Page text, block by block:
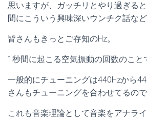
思いますが、ガッチリとやり過ぎる
間にこういう興味深いウンチク話な
皆さんもきっとご存知のHz。
1秒間に起こる空気振動の回数のこと
一般的にチューニングは440Hzから
さんもチューニングを合わせてるの
これも音楽理論として音楽をアナラ